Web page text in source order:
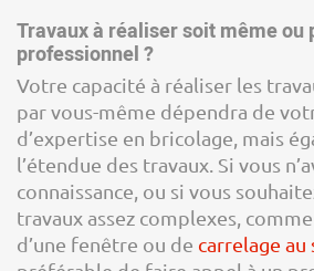
Travaux à réaliser soit même ou
professionnel ?
Votre capacité à réaliser les
par vous-même dépendra de
d’expertise en bricolage, mais
l’étendue des travaux. Si vous
connaissance, ou si vous
travaux assez complexes,
d’une fenêtre ou de carrelage au